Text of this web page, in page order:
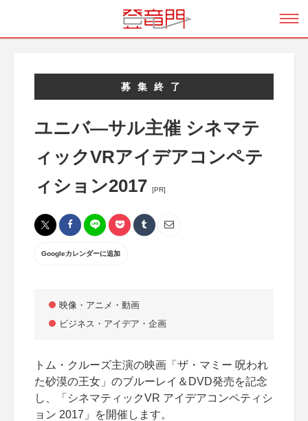
募集終了
ユニバ―サル主催 シネマテ
ィックVRアイデアコンペテ
ィション2017
[PR]
Googleカレンダーに追加
映像・アニメ・動画
ビジネス・アイデア・企画
トム・クルーズ主演の映画「ザ・マミー 呪われ
た砂漠の王女」のブルーレイ＆DVD発売を記念
し、「シネマティックVR アイデアコンペティシ
ョン 2017」を開催します。